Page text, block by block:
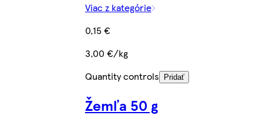
Viac z kategórie
0,15 €
3,00 €/kg
Quantity controls
Pridať
Žemľa 50 g